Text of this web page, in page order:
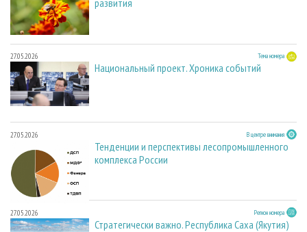
27.05.2026 Тема номера
Национальный проект. Хроника событий
27.05.2026 В центре внимания
Тенденции и перспективы лесопромышленного
комплекса России
27.05.2026 Регион номера
Стратегически важно. Республика Саха (Якутия)